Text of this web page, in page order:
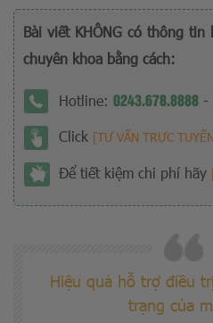
Bài viết KHÔNG có thông
chuyên khoa bằng cách:
Hotline: 0243.678.8888 -
Click [TƯ VẤN TRỰC
Để tiết kiệm chi phí hãy
Hiệu quả hỗ trợ điều
trạng của